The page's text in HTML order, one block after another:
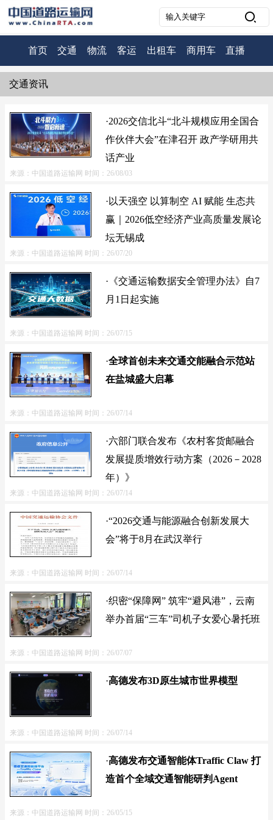
首页 交通 物流 客运 出租车 商用车 直播
交通资讯
·2026交信北斗“北斗规模应用全国合
作伙伴大会”在津召开 政产学研用共
话产业
来源：中国道路运输网 时间：26/08/03
·以天强空 以算制空 AI 赋能 生态共
赢｜2026低空经济产业高质量发展论
坛无锡成
来源：中国道路运输网 时间：26/07/20
·《交通运输数据安全管理办法》自7
月1日起实施
来源：中国道路运输网 时间：26/07/15
·全球首创未来交通交能融合示范站
在盐城盛大启幕
来源：中国道路运输网 时间：26/07/14
·六部门联合发布《农村客货邮融合
发展提质增效行动方案（2026－2028
年）》
来源：中国道路运输网 时间：26/07/14
·“2026交通与能源融合创新发展大
会”将于8月在武汉举行
来源：中国道路运输网 时间：26/07/14
·织密“保障网” 筑牢“避风港”，云南
举办首届“三车”司机子女爱心暑托班
来源：中国道路运输网 时间：26/07/07
·高德发布3D原生城市世界模型
来源：中国道路运输网 时间：26/07/14
·高德发布交通智能体Traffic Claw 打
造首个全域交通智能研判Agent
来源：中国道路运输网 时间：26/05/15